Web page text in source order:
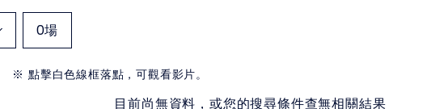
0場
※ 點擊白色線框落點，可觀看影片。
目前尚無資料，或您的搜尋條件查無相關結果